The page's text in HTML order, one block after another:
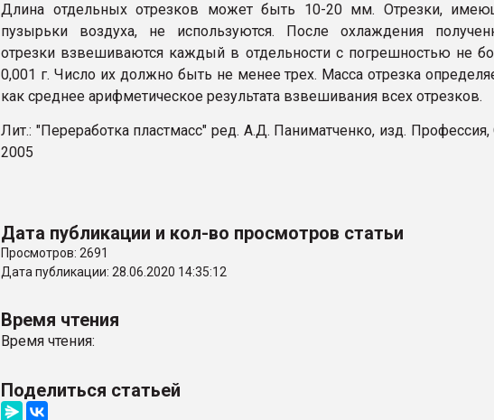
Длина отдельных отрезков может быть 10-20 мм. Отрезки,
пузырьки воздуха, не используются. После охлаждения
отрезки взвешиваются каждый в отдельности с погрешностью не
0,001 г. Число их должно быть не менее трех. Масса отрезка
как среднее арифметическое результата взвешивания всех отрезков.
Лит.: "Переработка пластмасс" ред. А.Д. Паниматченко, изд. Профессия,
2005
Дата публикации и кол-во просмотров статьи
Просмотров: 2691
Дата публикации: 28.06.2020 14:35:12
Время чтения
Время чтения:
Поделиться статьей